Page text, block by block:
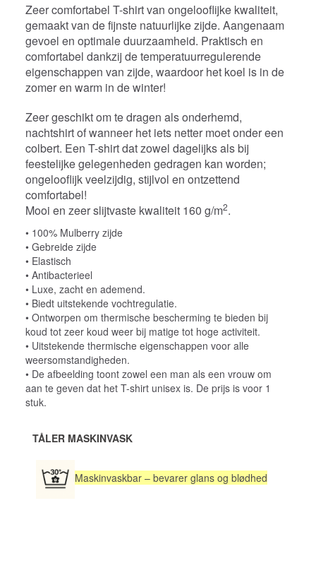
Zeer comfortabel T-shirt van ongelooflijke kwaliteit,
gemaakt van de fijnste natuurlijke zijde. Aangenaam
gevoel en optimale duurzaamheid. Praktisch en
comfortabel dankzij de temperatuurregulerende
eigenschappen van zijde, waardoor het koel is in de
zomer en warm in de winter!
Zeer geschikt om te dragen als onderhemd,
nachtshirt of wanneer het iets netter moet onder een
colbert. Een T-shirt dat zowel dagelijks als bij
feestelijke gelegenheden gedragen kan worden;
ongelooflijk veelzijdig, stijlvol en ontzettend
comfortabel!
Mooi en zeer slijtvaste kwaliteit 160 g/m2.
• 100% Mulberry zijde
• Gebreide zijde
• Elastisch
• Antibacterieel
• Luxe, zacht en ademend.
• Biedt uitstekende vochtregulatie.
• Ontworpen om thermische bescherming te bieden bij
koud tot zeer koud weer bij matige tot hoge activiteit.
• Uitstekende thermische eigenschappen voor alle
weersomstandigheden.
• De afbeelding toont zowel een man als een vrouw om
aan te geven dat het T-shirt unisex is. De prijs is voor 1
stuk.
TÅLER MASKINVASK
Maskinvaskbar – bevarer glans og blødhed